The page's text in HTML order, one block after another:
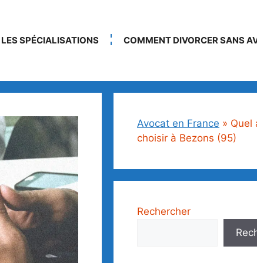
LES SPÉCIALISATIONS COMMENT DIVORCER SANS
Avocat en France » Quel
choisir à Bezons (95)
Rechercher